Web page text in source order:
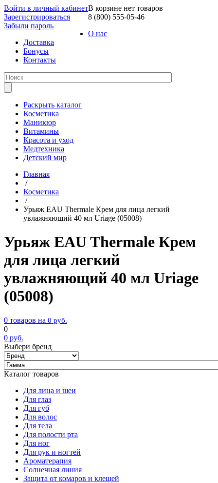
Войти в личный кабинет
Зарегистрироваться
Забыли пароль
В корзине нет товаров
8 (800) 555-05-46
О нас
Доставка
Бонусы
Контакты
Раскрыть каталог
Косметика
Маникюр
Витамины
Красота и уход
Медтехника
Детский мир
Главная
/
Косметика
/
Урьяж EAU Thermale Крем для лица легкий
увлажняющий 40 мл Uriage (05008)
Урьяж EAU Thermale Крем
для лица легкий
увлажняющий 40 мл Uriage
(05008)
0 товаров на 0 руб.
0
0 руб.
Выбери бренд
Каталог товаров
Для лица и шеи
Для глаз
Для губ
Для волос
Для тела
Для полости рта
Для ног
Для рук и ногтей
Ароматерапия
Солнечная линия
Защита от комаров и клещей